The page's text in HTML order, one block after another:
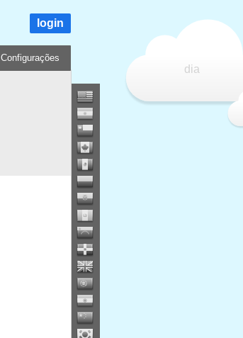
dia
login
Configurações